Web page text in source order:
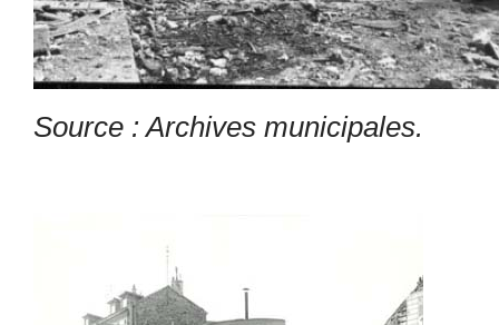
Source : Archives municipales.